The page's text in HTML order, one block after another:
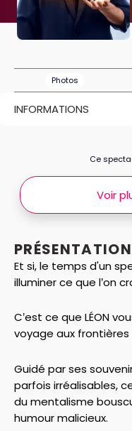
Photos
INFORMATIONS
PRÉSENTATION
Et si, le temps d'un
illuminer ce que l’on
C’est ce que LÉON
voyage aux frontières
Guidé par ses
parfois irréalisables,
du mentalisme
humour malicieux.
Ce
Voir